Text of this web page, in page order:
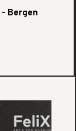
Bergen